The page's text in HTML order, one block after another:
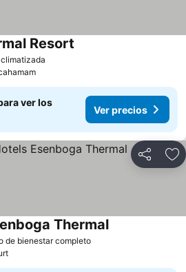
Resort
ver los
Ver precios
Compartir
de bienestar completoVer precios
ThermalVer precios